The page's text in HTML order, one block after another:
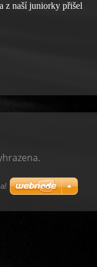
z naší juniorky přišel